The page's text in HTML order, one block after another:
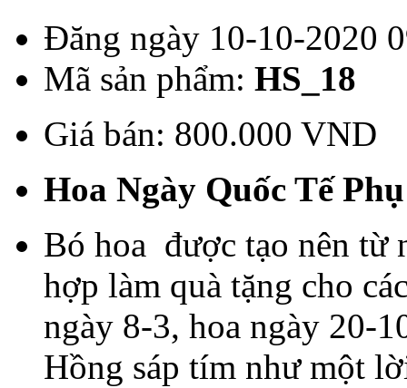
Đăng ngày 10-10-2020
Mã sản phẩm: HS_18
Giá bán: 800.000 VND
Hoa Ngày Quốc Tế
Bó hoa được tạo nên từ
hợp làm quà tặng cho
ngày 8-3, hoa ngày 20-
Hồng sáp tím như một